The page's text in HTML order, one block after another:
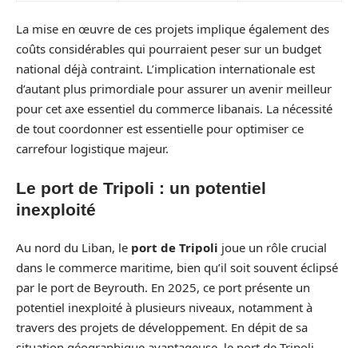
La mise en œuvre de ces projets implique également des
coûts considérables qui pourraient peser sur un budget
national déjà contraint. L’implication internationale est
d’autant plus primordiale pour assurer un avenir meilleur
pour cet axe essentiel du commerce libanais. La nécessité
de tout coordonner est essentielle pour optimiser ce
carrefour logistique majeur.
Le port de Tripoli : un potentiel
inexploité
Au nord du Liban, le port de Tripoli joue un rôle crucial
dans le commerce maritime, bien qu’il soit souvent éclipsé
par le port de Beyrouth. En 2025, ce port présente un
potentiel inexploité à plusieurs niveaux, notamment à
travers des projets de développement. En dépit de sa